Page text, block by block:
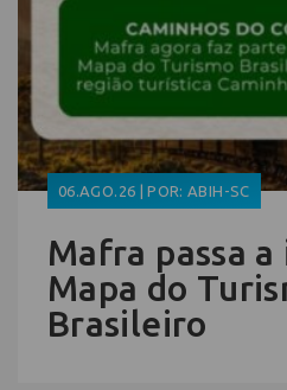
06.AGO.26 | POR: ABIH-SC
Mafra passa
Mapa do
Brasileiro